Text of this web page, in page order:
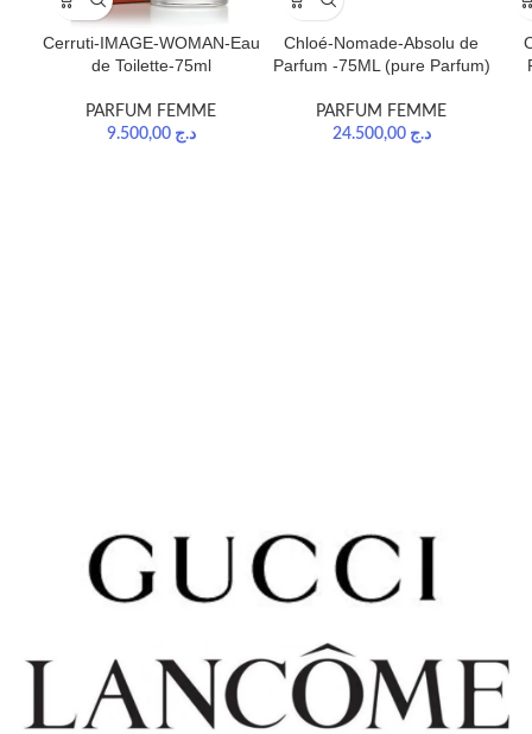
Cerruti-IMAGE-WOMAN-Eau
de Toilette-75ml
PARFUM FEMME
د.ج 9.500,00
Chloé-Nomade-Absolu de
Parfum -75ML (pure Parfum)
PARFUM FEMME
د.ج 24.500,00